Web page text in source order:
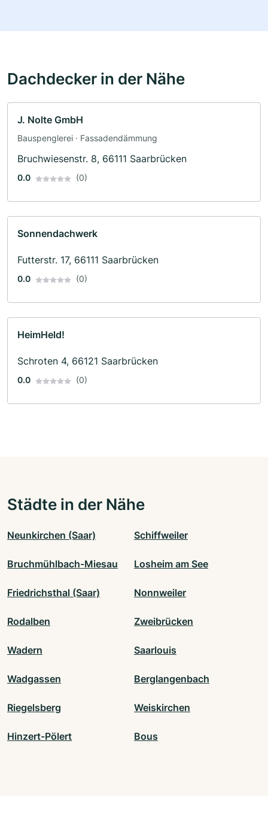
Dachdecker in der Nähe
J. Nolte GmbH
Bauspenglerei · Fassadendämmung
Bruchwiesenstr. 8, 66111 Saarbrücken
0.0 (0)
Sonnendachwerk
Futterstr. 17, 66111 Saarbrücken
0.0 (0)
HeimHeld!
Schroten 4, 66121 Saarbrücken
0.0 (0)
Städte in der Nähe
Neunkirchen (Saar) Schiffweiler
Bruchmühlbach-Miesau Losheim am See
Friedrichsthal (Saar) Nonnweiler
Rodalben Zweibrücken
Wadern Saarlouis
Wadgassen Berglangenbach
Riegelsberg Weiskirchen
Hinzert-Pölert Bous